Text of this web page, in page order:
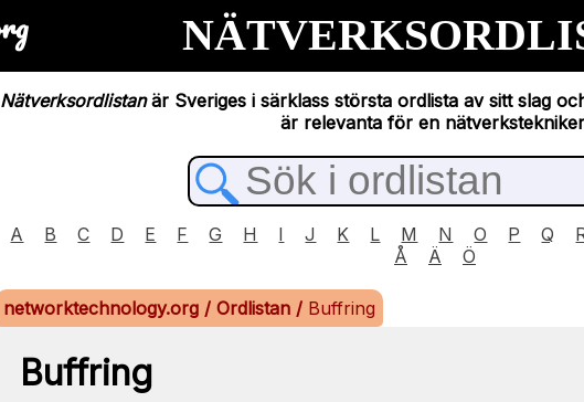
Nätverksordlistanär Sveriges i särklass största ordlista av sitt slag
är relevanta för en
A B C D E F G H I J K L M N O P Q
Å
Ä Ö
networktechnology.org / Ordlistan / Buffring
Buffring